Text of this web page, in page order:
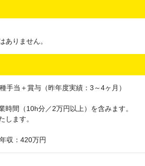
ありません。
手当＋賞与（昨年度実績：3～4ヶ月）
間（10h分／2万円以上）を含みます。
ます。
収：420万円